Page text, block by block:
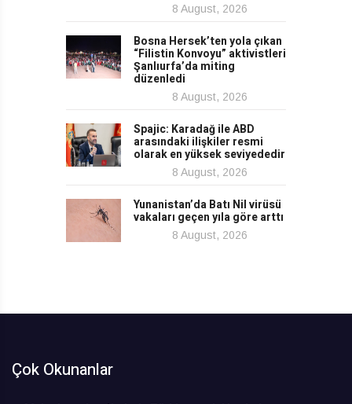
8 August, 2026
Bosna Hersek’ten yola çıkan
“Filistin Konvoyu” aktivistleri
Şanlıurfa’da miting
düzenledi
8 August, 2026
Spajic: Karadağ ile ABD
arasındaki ilişkiler resmi
olarak en yüksek seviyededir
8 August, 2026
Yunanistan’da Batı Nil virüsü
vakaları geçen yıla göre arttı
8 August, 2026
Çok Okunanlar